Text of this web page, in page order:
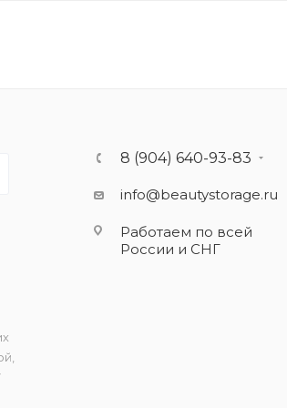
8 (904) 640-93-83
info@beautystorage.ru
Работаем по всей
России и СНГ